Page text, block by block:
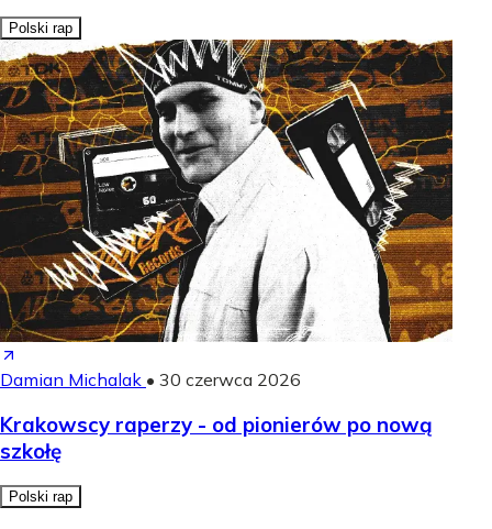
Polski rap
Damian Michalak • 30 czerwca 2026
Krakowscy raperzy - od pionierów po nową
szkołę
Polski rap